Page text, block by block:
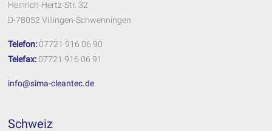
Heinrich-Hertz-Str. 32
D-78052 Villingen-Schwenningen
Telefon: 07721 916 06 90
Telefax: 07721 916 06 91
info@sima-cleantec.de
Schweiz